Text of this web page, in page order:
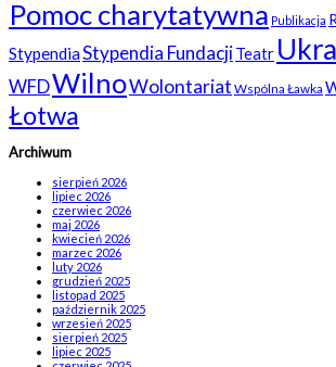
Pomoc charytatywna Publikacja
StypendiaStypendia FundacjiTeatr
WFDWilnoWolontariat Wspólna Ławka
Łotwa
Archiwum
sierpień 2026
lipiec 2026
czerwiec 2026
maj 2026
kwiecień 2026
marzec 2026
luty 2026
grudzień 2025
listopad 2025
październik 2025
wrzesień 2025
sierpień 2025
lipiec 2025